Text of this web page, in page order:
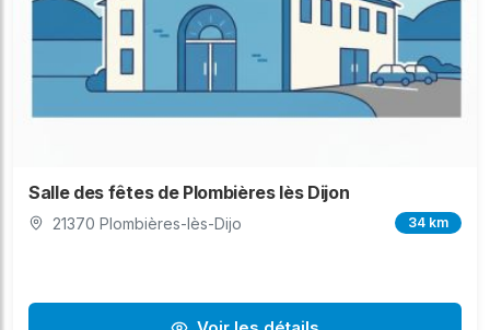
Salle des fêtes de Plombières lès Dijon
21370 Plombières-lès-Dijo 34 km